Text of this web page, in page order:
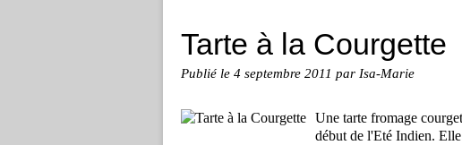
Tarte à la Courgette
Publié le 4 septembre 2011 par Isa-Marie
Une tarte fromage
début de l'Eté Indien.